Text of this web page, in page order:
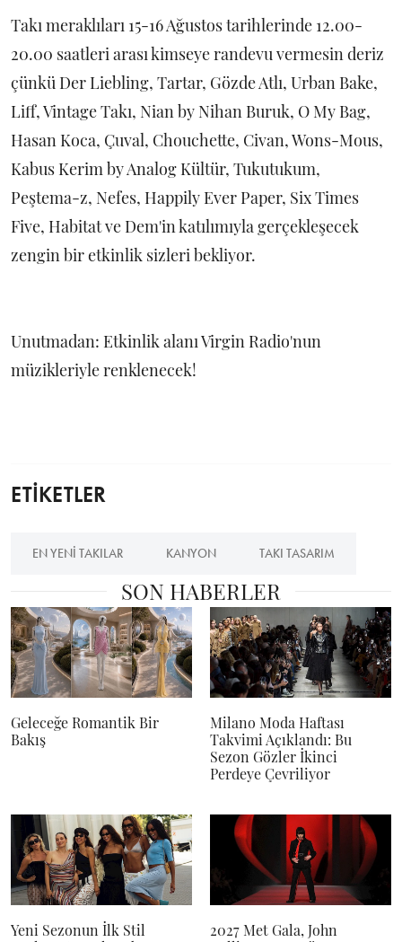
Takı meraklıları 15-16 Ağustos tarihlerinde 12.00-
20.00 saatleri arası kimseye randevu vermesin deriz
çünkü Der Liebling, Tartar, Gözde Atlı, Urban Bake,
Liff, Vintage Takı, Nian by Nihan Buruk, O My Bag,
Hasan Koca, Çuval, Chouchette, Civan, Wons-Mous,
Kabus Kerim by Analog Kültür, Tukutukum,
Peştema-z, Nefes, Happily Ever Paper, Six Times
Five, Habitat ve Dem'in katılımıyla gerçekleşecek
zengin bir etkinlik sizleri bekliyor.
Unutmadan: Etkinlik alanı Virgin Radio'nun
müzikleriyle renklenecek!
ETİKETLER
EN YENI TAKILAR KANYON TAKI TASARIM
SON HABERLER
Geleceğe Romantik Bir
Bakış
Milano Moda Haftası
Takvimi Açıklandı: Bu
Sezon Gözler İkinci
Perdeye Çevriliyor
Yeni Sezonun İlk Stil
2027 Met Gala, John